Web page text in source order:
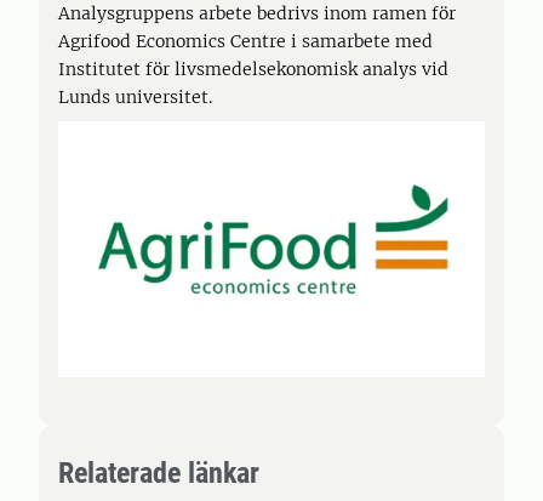
Analysgruppens arbete bedrivs inom ramen för
Agrifood Economics Centre i samarbete med
Institutet för livsmedelsekonomisk analys vid
Lunds universitet.
Relaterade länkar